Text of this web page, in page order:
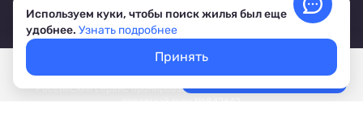
Покажем свободное жилье
Выбрать даты
© 2017-2026 ПриветТур™
Российский сервис бронирования жилья, официальный сайт,
Пользовательское соглашение
Обработка персональных данных
Условия бронирования объектов
Используем куки, чтобы поиск жилья был еще
удобнее. Узнать подробнее
Принять